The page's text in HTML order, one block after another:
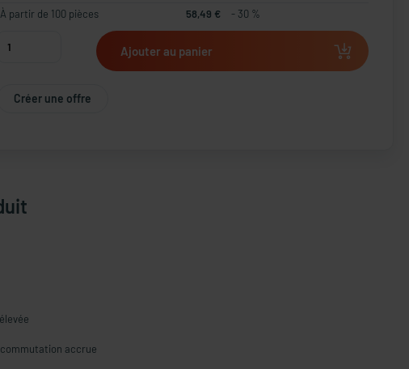
À partir de 100 pièces
58,49 € - 30 %
Ajouter au panier
Créer une offre
accrue